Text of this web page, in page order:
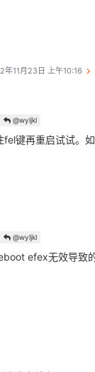
年11月23日 上午10:16
@wyljkl
fel键再重启试试。
@wyljkl
efex无效导致